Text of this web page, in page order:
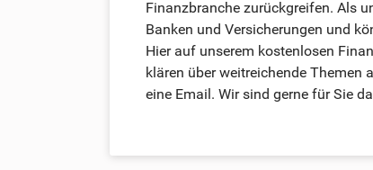
Finanzbranche zurückgreifen. Als
Banken und Versicherungen und
Hier auf unserem kostenlosen
klären über weitreichende Themen
eine Email. Wir sind gerne für Sie